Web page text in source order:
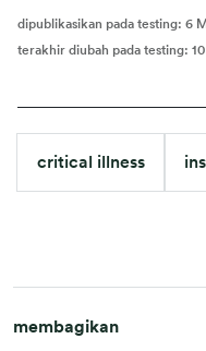
dipublikasikan pada testing: 6
terakhir diubah pada testing:
critical illness
membagikan